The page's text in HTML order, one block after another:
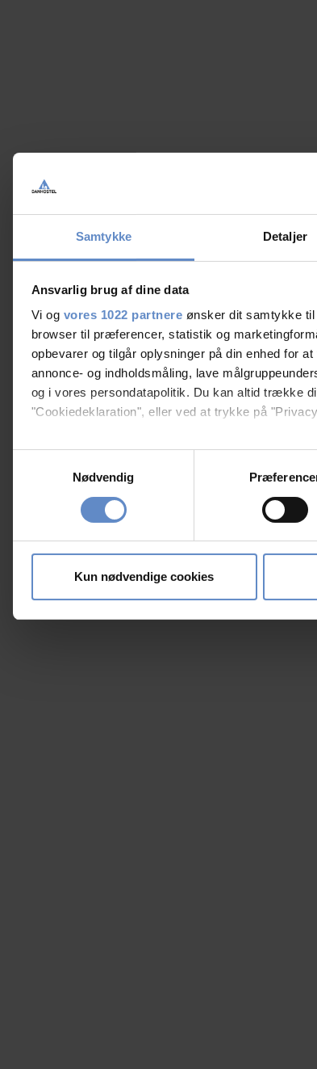
Samtykke Detaljer
Ansvarlig brug af dine data
Vi og vores 1022 partnere ønsker dit samtykke
browser til præferencer, statistik og
opbevarer og tilgår oplysninger på din enhed for
annonce- og indholdsmåling, lave
og i vores persondatapolitik. Du kan altid trække
"Cookiedeklaration", eller ved at trykke på
Hvis du tillader det, vil vi også gerne:
Indsamle præcise oplysninger om din
Dine valg anvendes på hele websitet.
Vi bruger cookies til at tilpasse vores indhold og
vores trafik. Vi deler også oplysninger om din
Nødvendig
Kun nødvendige cookies